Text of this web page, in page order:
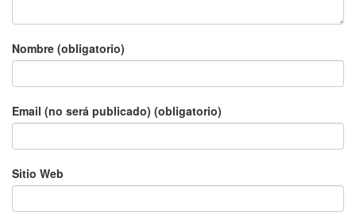
Nombre (obligatorio)
Email (no será publicado) (obligatorio)
Sitio Web